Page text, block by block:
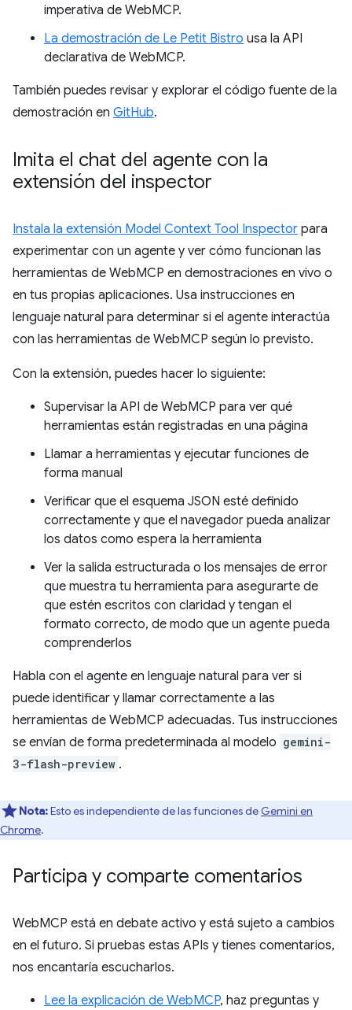
imperativa de WebMCP.
La demostración de Le Petit Bistro usa la API
declarativa de WebMCP.
También puedes revisar y explorar el código fuente de la
demostración en GitHub.
Imita el chat del agente con la
extensión del inspector
Instala la extensión Model Context Tool Inspector para
experimentar con un agente y ver cómo funcionan las
herramientas de WebMCP en demostraciones en vivo o
en tus propias aplicaciones. Usa instrucciones en
lenguaje natural para determinar si el agente interactúa
con las herramientas de WebMCP según lo previsto.
Con la extensión, puedes hacer lo siguiente:
Supervisar la API de WebMCP para ver qué
herramientas están registradas en una página
Llamar a herramientas y ejecutar funciones de
forma manual
Verificar que el esquema JSON esté definido
correctamente y que el navegador pueda analizar
los datos como espera la herramienta
Ver la salida estructurada o los mensajes de error
que muestra tu herramienta para asegurarte de
que estén escritos con claridad y tengan el
formato correcto, de modo que un agente pueda
comprenderlos
Habla con el agente en lenguaje natural para ver si
puede identificar y llamar correctamente a las
herramientas de WebMCP adecuadas. Tus instrucciones
se envían de forma predeterminada al modelo gemini-
3-flash-preview .
Nota:Esto es independiente de las funciones de Gemini en
Chrome.
Participa y comparte comentarios
WebMCP está en debate activo y está sujeto a cambios
en el futuro. Si pruebas estas APIs y tienes comentarios,
nos encantaría escucharlos.
Lee la explicación de WebMCP, haz preguntas y